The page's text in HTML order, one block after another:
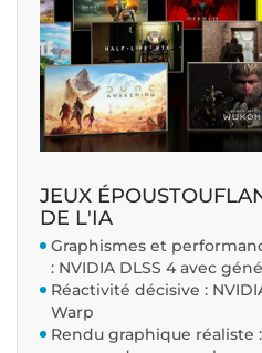
JEUX
DE L'IA
Graphismes et
: NVIDIA DLSS 4 avec
Réactivité décisive :
Warp
Rendu graphique réaliste